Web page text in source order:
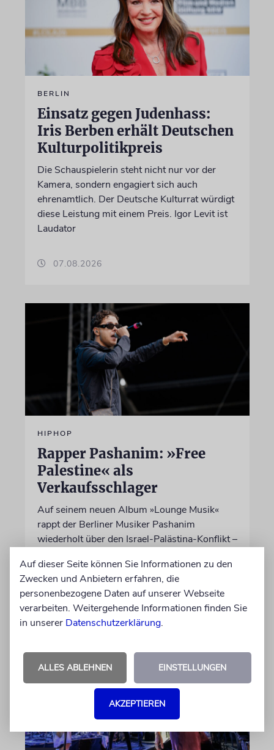
BERLIN
Einsatz gegen Judenhass:
Iris Berben erhält Deutschen
Kulturpolitikpreis
Die Schauspielerin steht nicht nur vor der
Kamera, sondern engagiert sich auch
ehrenamtlich. Der Deutsche Kulturrat würdigt
diese Leistung mit einem Preis. Igor Levit ist
Laudator
07.08.2026
HIPHOP
Rapper Pashanim: »Free
Palestine« als
Verkaufsschlager
Auf seinem neuen Album »Lounge Musik«
rappt der Berliner Musiker Pashanim
wiederholt über den Israel-Palästina-Konflikt –
Terrorismus inklusive
von Lennart Wilsch
07.08.2026
Auf dieser Seite können Sie Informationen zu den
Zwecken und Anbietern erfahren, die
personenbezogene Daten auf unserer Webseite
verarbeiten. Weitergehende Informationen finden Sie
in unserer Datenschutzerklärung.
ALLES ABLEHNEN EINSTELLUNGEN
AKZEPTIEREN